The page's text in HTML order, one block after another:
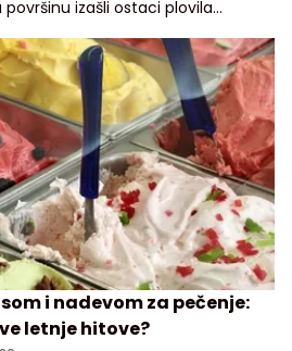
površinu izašli ostaci plovila
povlačenja sa Balkana
i nadevom za pečenje:
letnje hitove?